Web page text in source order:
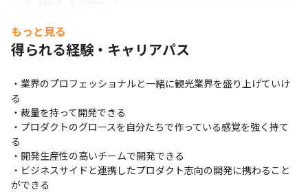
GitHub Notion
コミュニケーションツール
Slack
もっと見る
得られる経験・キャリアパス
・業界のプロフェッショナルと一緒に観光業界を盛り上げていけ
る
・裁量を持って開発できる
・プロダクトのグロースを自分たちで作っている感覚を強く持て
る
・開発生産性の高いチームで開発できる
・ビジネスサイドと連携したプロダクト志向の開発に携わること
ができる